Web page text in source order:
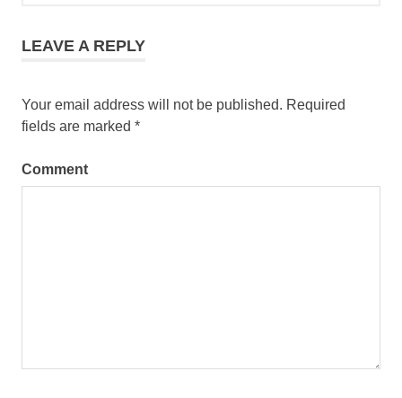
LEAVE A REPLY
Your email address will not be published. Required
fields are marked *
Comment